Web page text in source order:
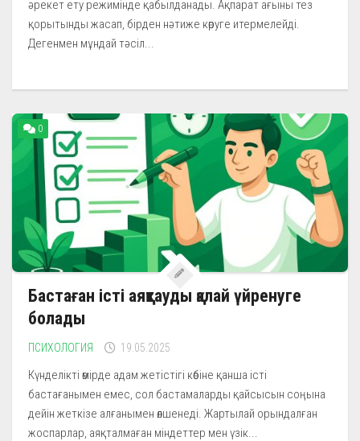
әрекет ету режимінде қабылданады. Ақпарат ағыны тез
қорытынды жасап, бірден нәтиже көруге итермелейді.
Дегенмен мұндай тәсіл...
0
Бастаған істі аяқтауды қалай үйренуге
болады
ПСИХОЛОГИЯ 19.05.2025
Күнделікті өмірде адам жетістігі көбіне қанша істі
бастағанымен емес, сол бастамаларды қайсысын соңына
дейін жеткізе алғанымен өлшенеді. Жартылай орындалған
жоспарлар, аяқталмаған міндеттер мен үзік...